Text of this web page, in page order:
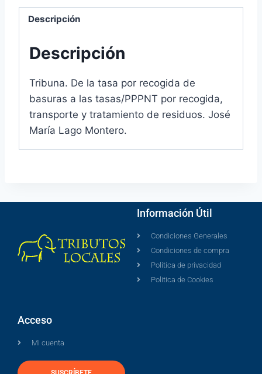
Descripción
Descripción
Tribuna. De la tasa por recogida de
basuras a las tasas/PPPNT por recogida,
transporte y tratamiento de residuos. José
María Lago Montero.
Información Útil
Condiciones Generales
Condiciones de compra
Política de privacidad
Politica de Cookies
Acceso
Mi cuenta